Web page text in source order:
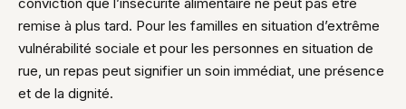
remise à plus tard. Pour les familles en situation d’extrême
vulnérabilité sociale et pour les personnes en situation de
rue, un repas peut signifier un soin immédiat, une présence
et de la dignité.